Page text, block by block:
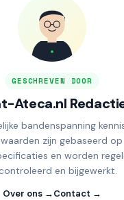
GESCHREVEN DOOR
Ateca.nl
bandenspanning
zijn gebaseerd op
en worden
en bijgewerkt.
Over ons →Contact →